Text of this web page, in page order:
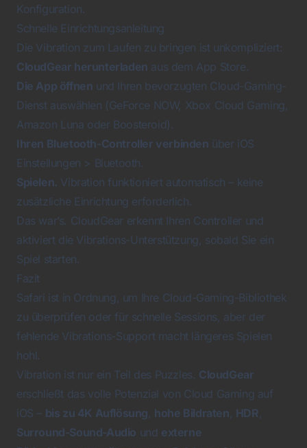
Konfiguration.
Schnelle Einrichtungsanleitung
Die Vibration zum Laufen zu bringen ist unkompliziert:
CloudGear herunterladen aus dem App Store.
Die App öffnen und Ihren bevorzugten Cloud-Gaming-
Dienst auswählen (GeForce NOW, Xbox Cloud Gaming,
Amazon Luna oder Boosteroid).
Ihren Bluetooth-Controller verbinden über iOS
Einstellungen > Bluetooth.
Spielen. Vibration funktioniert automatisch – keine
zusätzliche Einrichtung erforderlich.
Das war’s. CloudGear erkennt Ihren Controller und
aktiviert die Vibrations-Unterstützung, sobald Sie ein
Spiel starten.
Fazit
Safari ist in Ordnung, um Ihre Cloud-Gaming-Bibliothek
zu überprüfen oder für schnelle Sessions, aber der
fehlende Vibrations-Support macht längeres Spielen
hohl.
Vibration ist nur ein Teil des Puzzles. CloudGear
erschließt das volle Potenzial von Cloud Gaming auf
iOS – bis zu 4K Auflösung hohe Bildraten HDR
Surround-Sound-Audio und externe